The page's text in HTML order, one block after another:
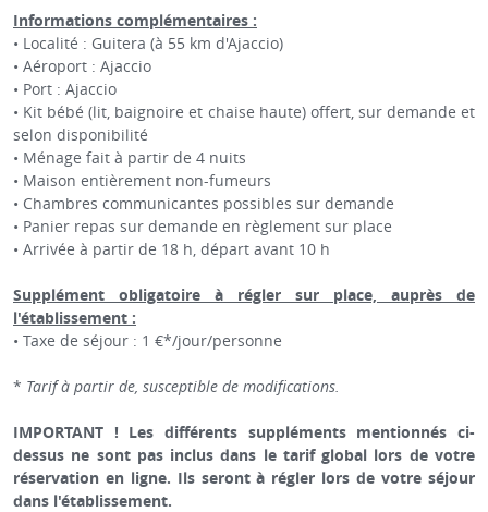
Informations complémentaires :
• Localité : Guitera (à 55 km d'Ajaccio)
• Aéroport : Ajaccio
• Port : Ajaccio
• Kit bébé (lit, baignoire et chaise haute) offert, sur demande et
selon disponibilité
• Ménage fait à partir de 4 nuits
• Maison entièrement non-fumeurs
• Chambres communicantes possibles sur demande
• Panier repas sur demande en règlement sur place
• Arrivée à partir de 18 h, départ avant 10 h
Supplément obligatoire à régler sur place, auprès de
l'établissement :
• Taxe de séjour : 1 €*/jour/personne
* Tarif à partir de, susceptible de modifications.
IMPORTANT ! Les différents suppléments mentionnés ci-
dessus ne sont pas inclus dans le tarif global lors de votre
réservation en ligne. Ils seront à régler lors de votre séjour
dans l'établissement.